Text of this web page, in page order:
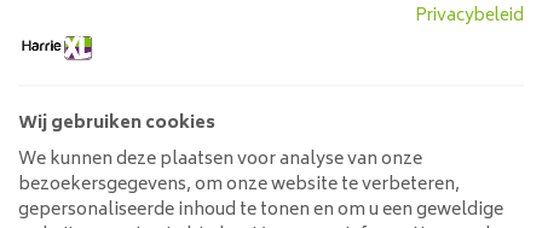
Hanglamp 3x Houten Frame
getrapt
145,00
Privacybeleid
Wij gebruiken cookies
We kunnen deze plaatsen voor analyse van onze
bezoekersgegevens, om onze website te verbeteren,
gepersonaliseerde inhoud te tonen en om u een geweldige